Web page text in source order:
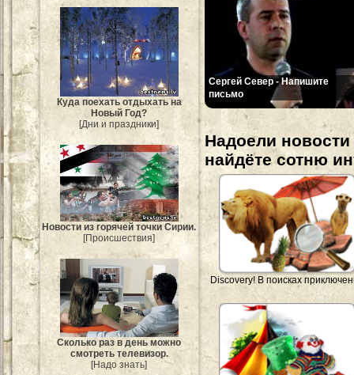
Куда поехать отдыхать на
Новый Год?
[Дни и праздники]
Новости из горячей точки Сирии.
[Происшествия]
Сколько раз в день можно
смотреть телевизор.
[Надо знать]
Сергей Север - Напишите
письмо
Надоели
найдёте сотню
Discovery! В поисках